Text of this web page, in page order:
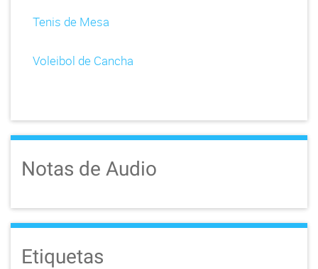
Tenis de Mesa
Voleibol de Cancha
Notas de Audio
Etiquetas